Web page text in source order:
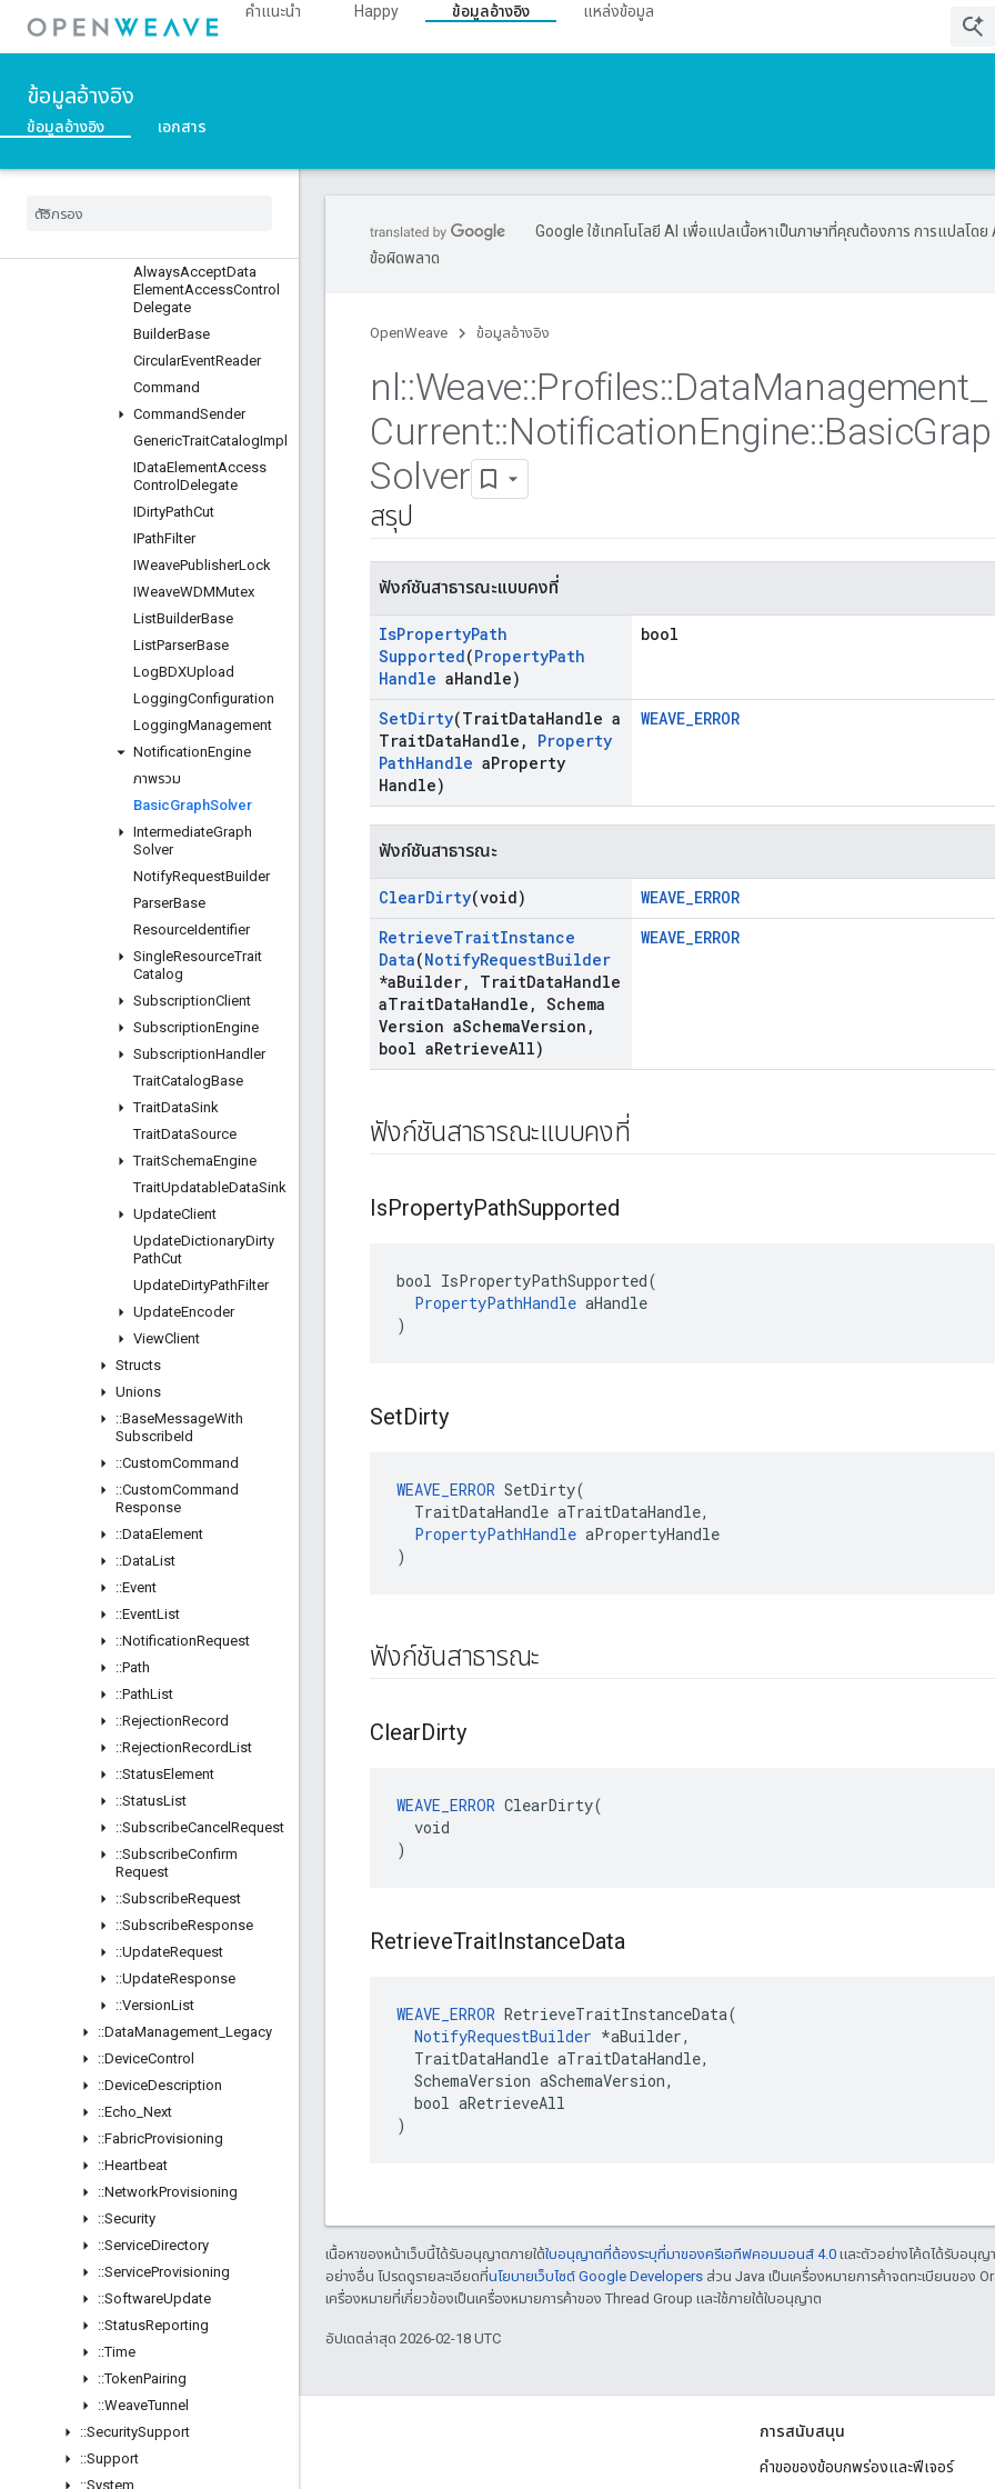
คำแนะนำ Happy ข้อมูลอ้างอิง
แหล่งข้อมูล
ข้อมูลอ้างอิง
ข้อมูลอ้างอิง เอกสาร
::Profiles
ภาพรวม
Classes
::BDX_Development
::BulkDataTransfer
AlwaysAcceptData
ElementAccessControl
Delegate
BuilderBase
CircularEventReader
Command
CommandSender
GenericTraitCatalogImpl
IDataElementAccess
Control Delegate
IDirtyPathCut
IPathFilter
IWeavePublisherLock
IWeaveWDMMutex
ListBuilderBase
ListParserBase
LogBDXUpload
LoggingConfiguration
LoggingManagement
NotificationEngine
ภาพรวม
BasicGraphSolver
IntermediateGraph
Solver
NotifyRequestBuilder
ParserBase
ResourceIdentifier
SingleResourceTrait
Catalog
SubscriptionClient
SubscriptionEngine
SubscriptionHandler
TraitCatalogBase
TraitDataSink
TraitDataSource
TraitSchemaEngine
TraitUpdatableDataSink
UpdateClient
UpdateDictionaryDirty
PathCut
UpdateDirtyPathFilter
UpdateEncoder
ViewClient
Structs
Unions
::BaseMessageWith
SubscribeId
::CustomCommand
::CustomCommand
Response
::DataElement
::DataList
::Event
::EventList
::NotificationRequest
::Path
::PathList
::RejectionRecord
::RejectionRecordList
::StatusElement
::StatusList
::SubscribeCancel Request
::SubscribeConfirm
Request
::SubscribeRequest
::SubscribeResponse
::UpdateRequest
::UpdateResponse
::VersionList
::DataManagement Legacy
::DeviceControl
::DeviceDescription
::Echo Next
::FabricProvisioning
::Heartbeat
::NetworkProvisioning
::Security
::ServiceDirectory
::ServiceProvisioning
::SoftwareUpdate
::StatusReporting
::Time
::TokenPairing
::WeaveTunnel
::SecuritySupport
::Support
::System
Google ใช้เทคโนโลยี AI เพื่อแปลเนื้อหาเป็นภาษาที่คุณต้องการ การแปลโดย
ข้อผิดพลาด
OpenWeave ข้อมูลอ้างอิง
nl::Weave::Profiles::DataManagement
Current::NotificationEngine::Basic
Solver
สรุป
ฟังก์ชันสาธารณะแบบคงที่
IsPropertyPath
Supported(PropertyPath
Handle aHandle)
bool
SetDirty(TraitDataHandle a
TraitDataHandle ,
Property
PathHandle aProperty
Handle)
WEAVE_ERROR
ฟังก์ชันสาธารณะ
ClearDirty(void)
WEAVE_ERROR
RetrieveTraitInstance
Data(NotifyRequestBuilder
*aBuilder, TraitDataHandle
aTraitDataHandle , Schema
Version aSchemaVersion ,
bool aRetrieveAll)
WEAVE_ERROR
ฟังก์ชันสาธารณะแบบคงที่
IsPropertyPathSupported
bool IsPropertyPathSupported(
PropertyPathHandle aHandle
)
SetDirty
WEAVE_ERROR SetDirty(
  TraitDataHandle aTraitDataHandle,
PropertyPathHandle aPropertyHandle
)
ฟังก์ชันสาธารณะ
ClearDirty
WEAVE_ERROR ClearDirty(
  void
)
RetrieveTraitInstanceData
WEAVE_ERROR RetrieveTraitInstanceData(
NotifyRequestBuilder *aBuilder,
  TraitDataHandle aTraitDataHandle,
  SchemaVersion aSchemaVersion,
  bool aRetrieveAll
)
เนื้อหาของหน้าเว็บนี้ได้รับอนุญาตภายใต้ใบอนุญาตที่ต้องระบุที่มาของครีเอทีฟคอมมอนส์ 4.0 และตัวอย่างโค้ดได้รับอนุญ
อย่างอื่น โปรดดูรายละเอียดที่นโยบายเว็บไซต์ Google Developers ส่วน Java เป็นเครื่องหมายการค้าจดทะเบียนของ
เครื่องหมายที่เกี่ยวข้องเป็นเครื่องหมายการค้าของ Thread Group และใช้ภายใต้ใบอนุญาต
อัปเดตล่าสุด 2026-02-18 UTC
GitHub
OpenWeave
การสนับสนุน
คำขอของข้อบกพร่องและฟีเจอร์